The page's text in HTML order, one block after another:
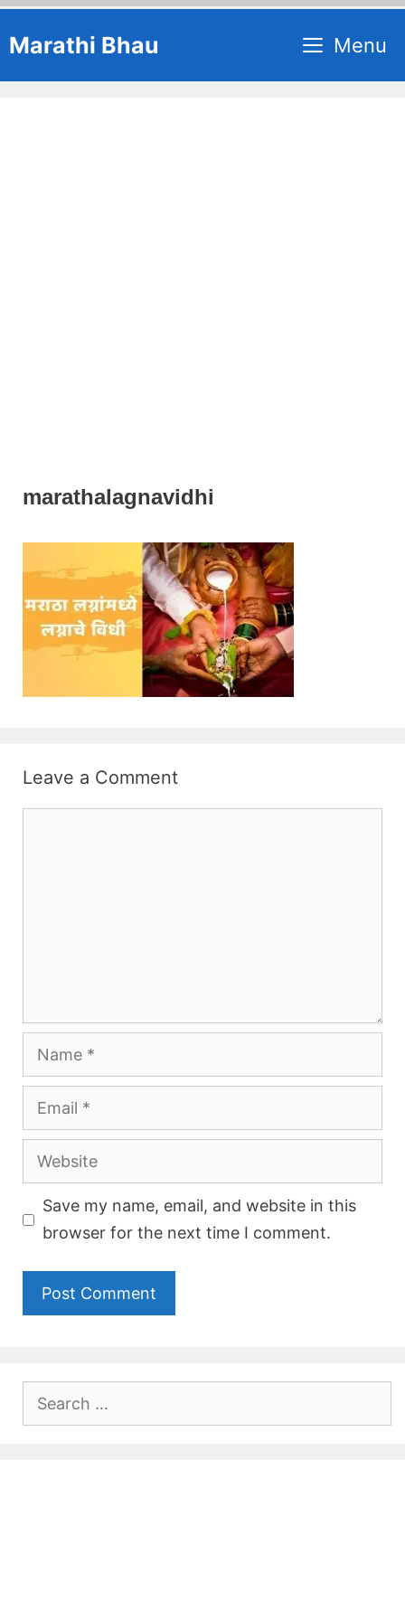
toMarathi Bhau Menu
marathalagnavidhi
Leave a Comment
Name
Email
Website
Save my name, email, and website in this
browser for the next time I comment.
Search
for: